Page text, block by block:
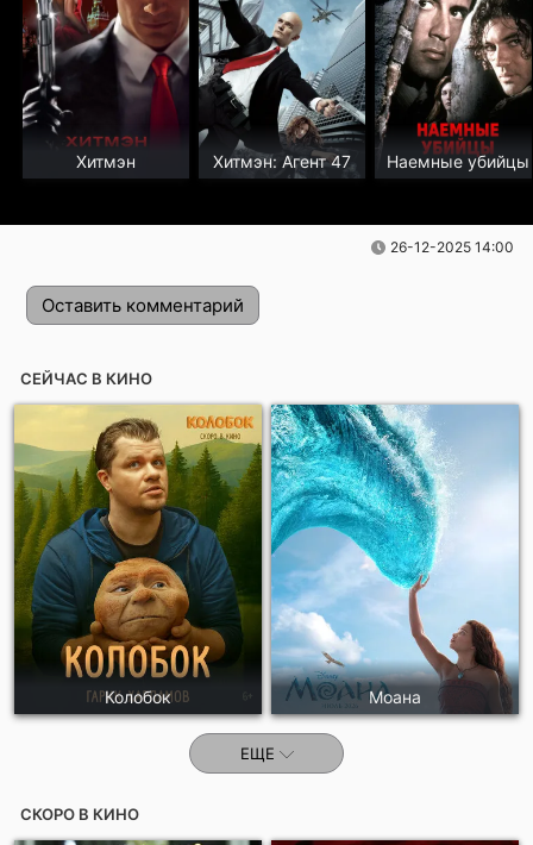
Хитмэн Хитмэн: Агент 47 Наемные убийцы
26-12-2025 14:00
Оставить комментарий
Отправить!
СЕЙЧАС В КИНО
Колобок Моана
ЕЩЕ
СКОРО В КИНО